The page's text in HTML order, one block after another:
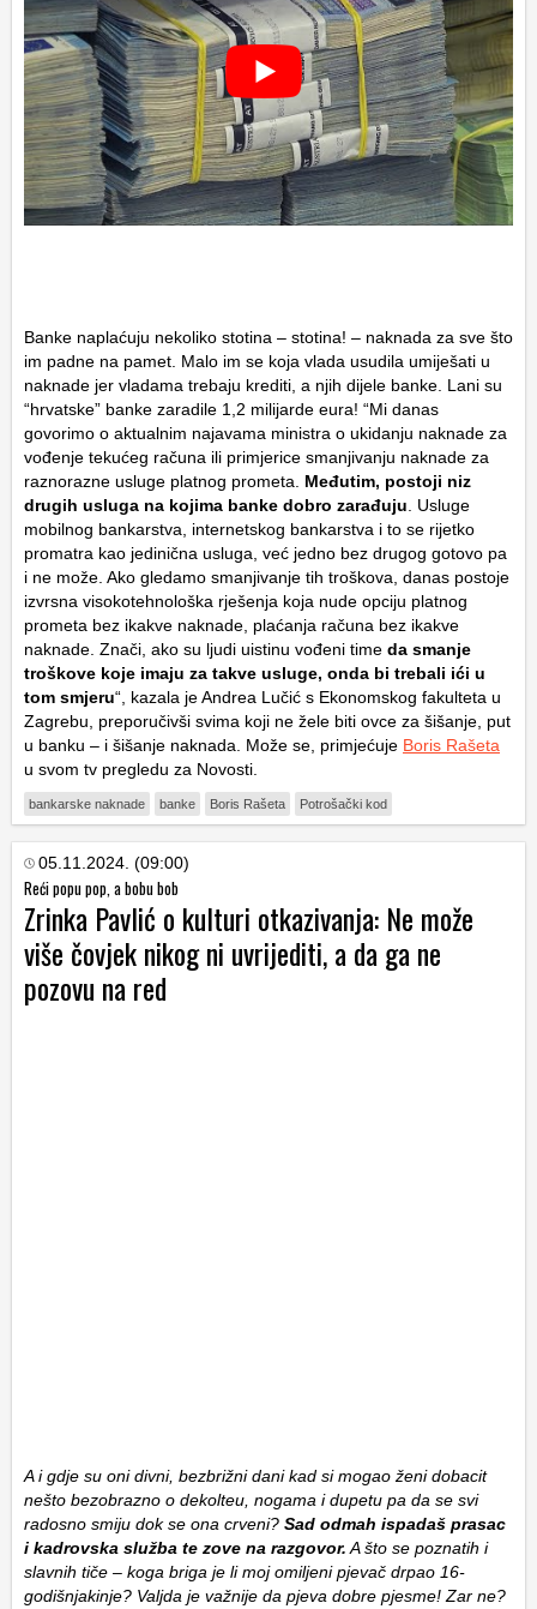
Banke naplaćuju nekoliko stotina – stotina! – naknada za sve što
im padne na pamet. Malo im se koja vlada usudila umiješati u
naknade jer vladama trebaju krediti, a njih dijele banke. Lani su
“hrvatske” banke zaradile 1,2 milijarde eura! “Mi danas
govorimo o aktualnim najavama ministra o ukidanju naknade za
vođenje tekućeg računa ili primjerice smanjivanju naknade za
raznorazne usluge platnog prometa. Međutim, postoji niz
drugih usluga na kojima banke dobro zarađuju. Usluge
mobilnog bankarstva, internetskog bankarstva i to se rijetko
promatra kao jedinična usluga, već jedno bez drugog gotovo pa
i ne može. Ako gledamo smanjivanje tih troškova, danas postoje
izvrsna visokotehnološka rješenja koja nude opciju platnog
prometa bez ikakve naknade, plaćanja računa bez ikakve
naknade. Znači, ako su ljudi uistinu vođeni time da smanje
troškove koje imaju za takve usluge, onda bi trebali ići u
tom smjeru“, kazala je Andrea Lučić s Ekonomskog fakulteta u
Zagrebu, preporučivši svima koji ne žele biti ovce za šišanje, put
u banku – i šišanje naknada. Može se, primjećuje Boris Rašeta
u svom tv pregledu za Novosti.
bankarske naknade banke Boris Rašeta Potrošački kod
05.11.2024. (09:00)
Reći popu pop, a bobu bob
Zrinka Pavlić o kulturi otkazivanja: Ne može
više čovjek nikog ni uvrijediti, a da ga ne
pozovu na red
A i gdje su oni divni, bezbrižni dani kad si mogao ženi dobacit
nešto bezobrazno o dekolteu, nogama i dupetu pa da se svi
radosno smiju dok se ona crveni? Sad odmah ispadaš prasac
i kadrovska služba te zove na razgovor.A što se poznatih i
slavnih tiče – koga briga je li moj omiljeni pjevač drpao 16-
godišnjakinje? Valjda je važnije da pjeva dobre pjesme! Zar ne?